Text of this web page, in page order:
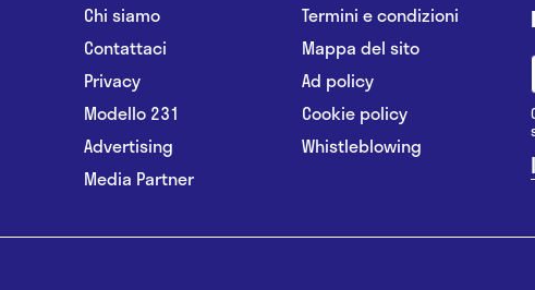
Chi siamo
Contattaci
Privacy
Modello 231
Advertising
Media Partner
Termini e condizioni
Mappa del sito
Ad policy
Cookie policy
Whistleblowing